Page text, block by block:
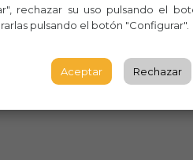
rechazar su uso pulsando el
pulsando el botón "Configurar".
Aceptar Rechazar